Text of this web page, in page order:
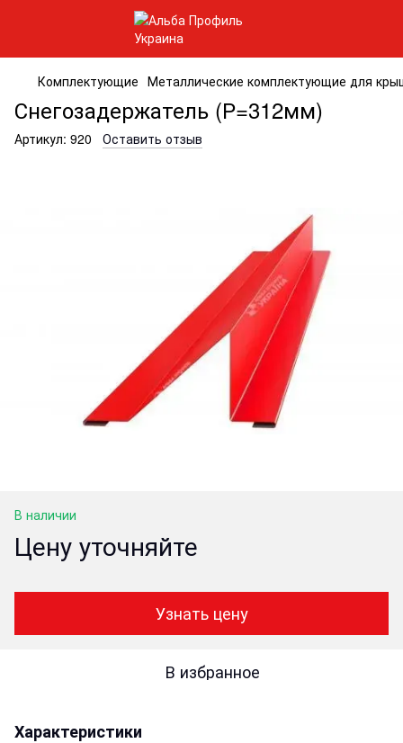
Комплектующие Металлические комплектующие для
Снегозадержатель (Р=312мм)
Артикул: 920 Оставить отзыв
В наличии
Цену уточняйте
Узнать цену
В избранное
Характеристики